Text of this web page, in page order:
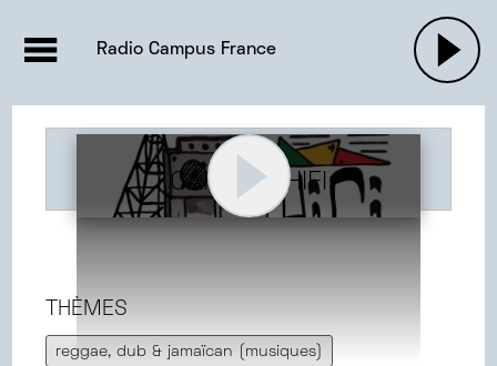
ACTUALITÉS
EMISSIONS |
PODCASTS
Radio Campus France
CAMPUS HIFI
THÈMES
reggae, dub & jamaïcan (musiques)